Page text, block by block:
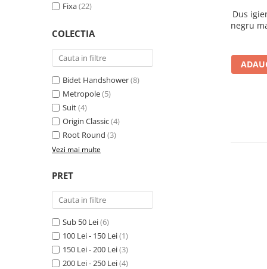
Fixa(22)
COLECTIA
Bidet Handshower(8)
Metropole(5)
Suit(4)
Origin Classic(4)
Root Round (3)
Vezi mai multe
PRET
Sub 50 Lei(6)
100 Lei - 150 Lei(1)
150 Lei - 200 Lei(3)
200 Lei - 250 Lei(4)
Dus
negru